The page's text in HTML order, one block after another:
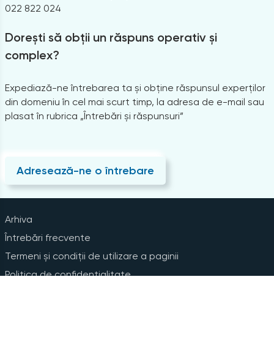
022 822 024
Dorești să obții un răspuns operativ și
complex?
Expediază-ne întrebarea ta și obține răspunsul experților
din domeniu în cel mai scurt timp, la adresa de e-mail sau
plasat în rubrica „Întrebări și răspunsuri”
Adresează-ne o întrebare
Arhiva
Întrebări frecvente
Termeni și condiții de utilizare a paginii
Politica de confidențialitate